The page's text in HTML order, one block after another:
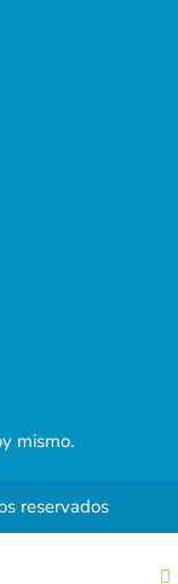
mismo.
reservados